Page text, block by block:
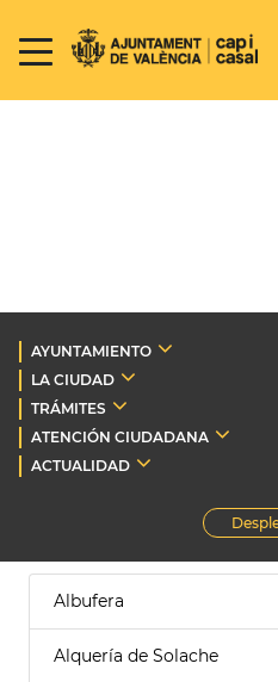
AYUNTAMIENTO
LA CIUDAD
TRÁMITES
ATENCIÓN CIUDADANA
ACTUALIDAD
Albufera
Alquería de Solache